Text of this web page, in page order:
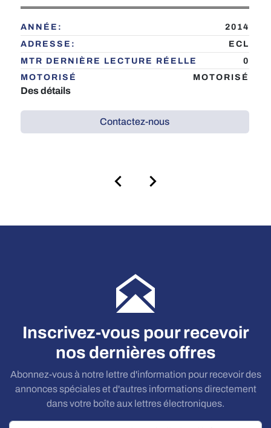
ANNÉE:
2014
ADRESSE:
ECL
MTR DERNIÈRE LECTURE RÉELLE
0
MOTORISÉ
MOTORISÉ
Des détails
Contactez-nous
Inscrivez-vous pour recevoir
nos dernières offres
Abonnez-vous à notre lettre d'information pour recevoir des
annonces spéciales et d'autres informations directement
dans votre boîte aux lettres électroniques.